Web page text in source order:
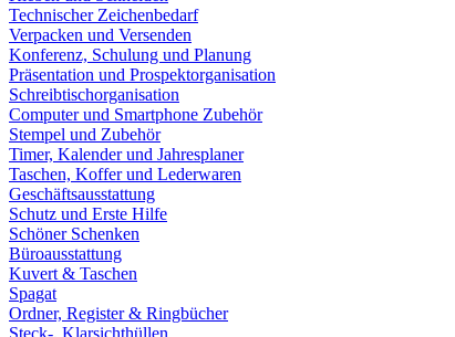
Technischer Zeichenbedarf
Verpacken und Versenden
Konferenz, Schulung und Planung
Präsentation und Prospektorganisation
Schreibtischorganisation
Computer und Smartphone Zubehör
Stempel und Zubehör
Timer, Kalender und Jahresplaner
Taschen, Koffer und Lederwaren
Geschäftsausstattung
Schutz und Erste Hilfe
Schöner Schenken
Büroausstattung
Kuvert & Taschen
Spagat
Ordner, Register & Ringbücher